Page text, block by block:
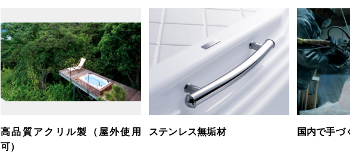
高品質アクリル製（屋外使用
可）
ステンレス無垢材 国内で手づ